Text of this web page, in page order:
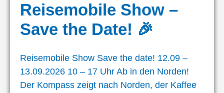
Reisemobile Show –
Save the Date! 🎉
Reisemobile Show Save the date! 12.09 –
13.09.2026 10 – 17 Uhr Ab in den Norden!
Der Kompass zeigt nach Norden, der Kaffee